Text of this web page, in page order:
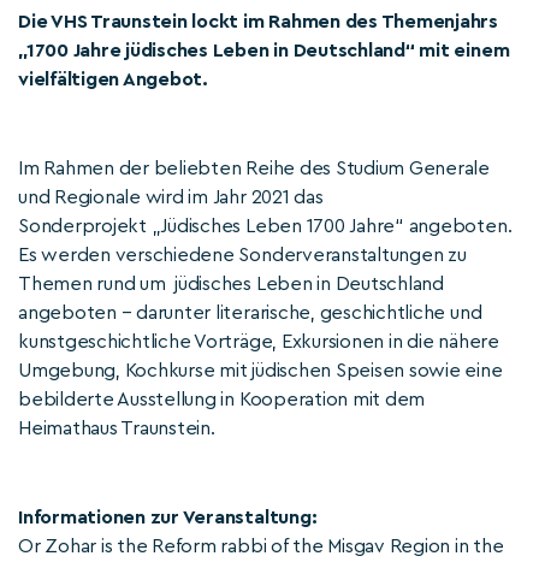
Die VHS Traunstein lockt im Rahmen des Themenjahrs
„1700 Jahre jüdisches Leben in Deutschland“ mit einem
vielfältigen Angebot.
Im Rahmen der beliebten Reihe des Studium Generale
und Regionale wird im Jahr 2021 das
Sonderprojekt „Jüdisches Leben 1700 Jahre“ angeboten.
Es werden verschiedene Sonderveranstaltungen zu
Themen rund um jüdisches Leben in Deutschland
angeboten – darunter literarische, geschichtliche und
kunstgeschichtliche Vorträge, Exkursionen in die nähere
Umgebung, Kochkurse mit jüdischen Speisen sowie eine
bebilderte Ausstellung in Kooperation mit dem
Heimathaus Traunstein.
Informationen zur Veranstaltung:
Or Zohar is the Reform rabbi of the Misgav Region in the